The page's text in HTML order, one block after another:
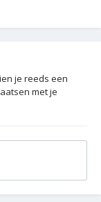
je reeds een
met je